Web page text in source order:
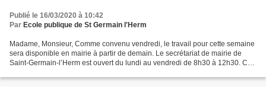
Publié le 16/03/2020 à 10:42
Par Ecole publique de St Germain l'Herm
Madame, Monsieur, Comme convenu vendredi, le travail pour cette semaine
sera disponible en mairie à partir de demain. Le secrétariat de mairie de
Saint-Germain-l’Herm est ouvert du lundi au vendredi de 8h30 à 12h30. Ce